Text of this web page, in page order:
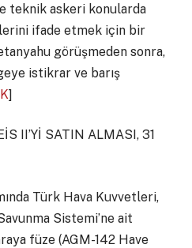
teknik askeri konularda
ifade etmek için bir
görüşmeden sonra,
istikrar ve barış
]
II’Yİ SATIN ALMASI, 31
Türk Hava Kuvvetleri,
Sistemi’ne ait
füze (AGM-142 Have